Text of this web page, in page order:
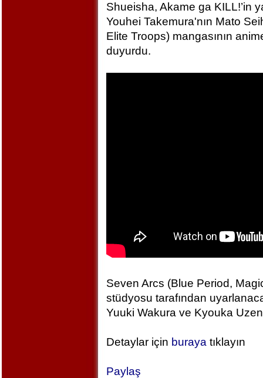
Shueisha, Akame ga KILL!’in
Youhei Takemura'nın Mato
Elite Troops) mangasının
duyurdu.
Seven Arcs (Blue Period,
stüdyosu tarafından
Yuuki Wakura ve Kyouka
Detaylar için buraya tıklayın
Paylaş